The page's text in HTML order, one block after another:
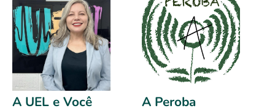
A UEL e Você A Peroba